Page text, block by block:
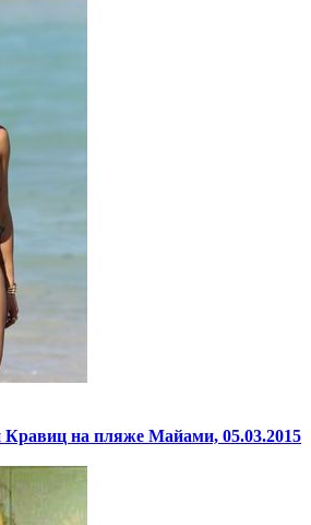
Кравиц на пляже Майами, 05.03.2015